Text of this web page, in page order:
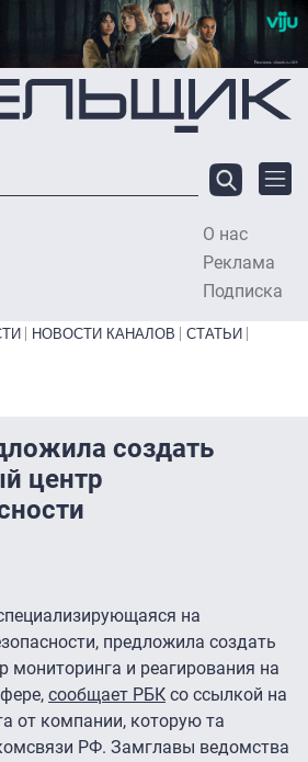
содержанию
О нас
Реклама
Подписка
НОВОСТИ КАНАЛОВ
СТАТЬИ
создать
центр
на
предложила создать
мониторинга и реагирования на
сообщает РБК со ссылкой на
от компании, которую та
РФ. Замглавы ведомства